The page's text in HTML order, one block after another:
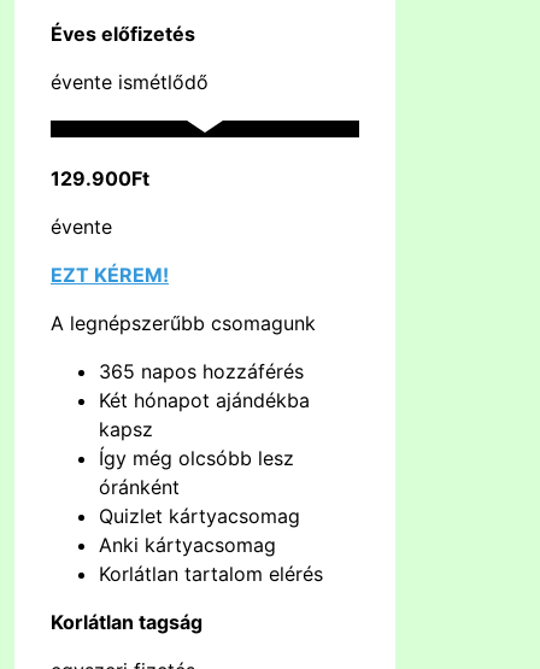
Éves előfizetés
évente ismétlődő
129.900Ft
évente
EZT KÉREM!
A legnépszerűbb csomagunk
365 napos hozzáférés
Két hónapot ajándékba
kapsz
Így még olcsóbb lesz
óránként
Quizlet kártyacsomag
Anki kártyacsomag
Korlátlan tartalom elérés
Korlátlan tagság